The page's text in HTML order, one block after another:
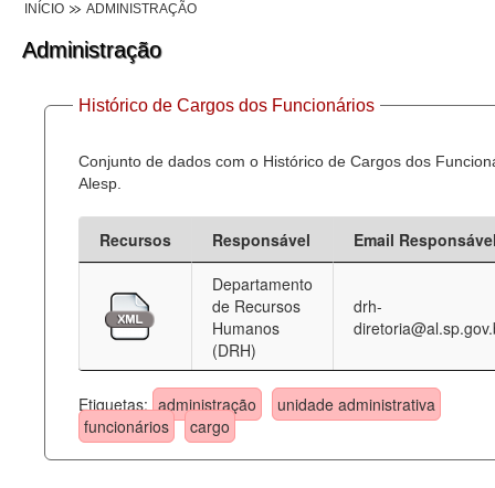
Dados Abertos Alesp
Lei de Acesso à Informação
Dados Governamentais Abertos
Planejamento
Catálogo de dados
Processo Legislativo
Administração
Legislação
Agenda
Perguntas frequentes
INÍCIO ADMINISTRAÇÃO
Administração
Histórico de Cargos dos Funcionários
Conjunto de dados com o Histórico de Cargos dos
Alesp.
Recursos Responsável
Email
Departamento
de Recursos
Humanos
(DRH)
drh-
Etiquetas: administração
unidade administrativa
funcionários
cargo